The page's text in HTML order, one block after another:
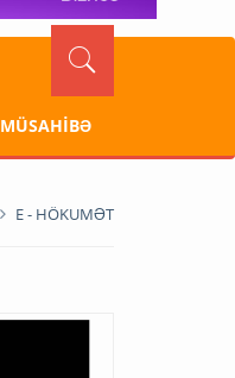
MÜSAHİBƏ
E - HÖKUMƏT